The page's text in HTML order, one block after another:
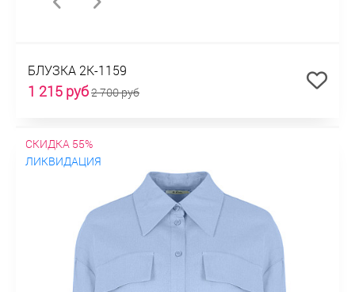
БЛУЗКА 2К-1159
1 215 руб2 700 руб
СКИДКА 55%
ЛИКВИДАЦИЯ